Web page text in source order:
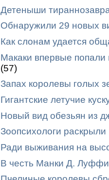
Детеныши
Обнаружили 29 новых
Как слонам удается
Макаки впервые
(57)
Запах королевы голых
Гигантские летучие
Новый вид обезьян из
Зоопсихологи
Ради выживания на
В честь Манки Д. Луффи